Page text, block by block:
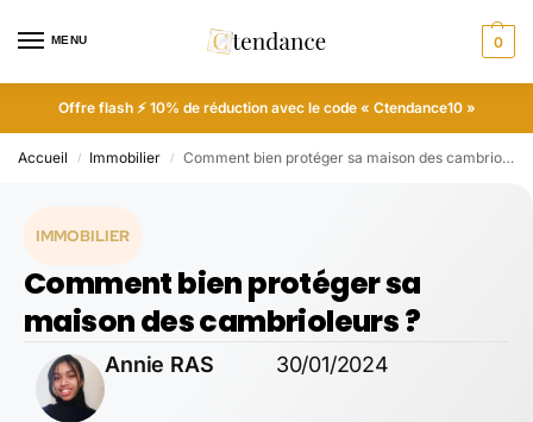
MENU 0
Offre flash ⚡ 10% de réduction avec le code « Ctendance10 »
Accueil / Immobilier / Comment bien protéger sa maison des cambrioleurs ?
IMMOBILIER
Comment bien protéger sa
maison des cambrioleurs ?
Annie RAS 30/01/2024